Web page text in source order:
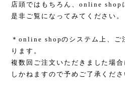
店頭ではもちろん、 online shop
是非ご覧になってみてください。
＊online shopのシステム上、ご
ります。
複数回ご注文いただきました場
しかねますので予めご了承くださ